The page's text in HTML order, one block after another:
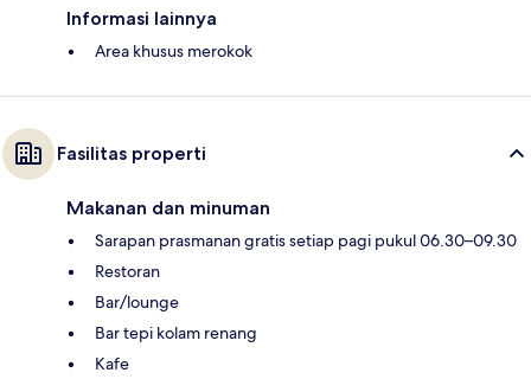
Informasi lainnya
Area khusus merokok
Fasilitas properti
Makanan dan minuman
Sarapan prasmanan gratis setiap pagi pukul 06.30–09.30
Restoran
Bar/lounge
Bar tepi kolam renang
Kafe